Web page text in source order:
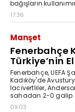
bağışların
17:36
Manşet
Fenerbahçe
Türkiye’nin
Fenerbahçe, UEFA
Kadıköy'de
lacivertliler,
sahadan 2-0 galip
09:03